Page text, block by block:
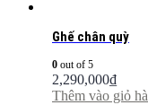
Ghế chân quỳ
0 out of 5
2,290,000₫
Thêm vào giỏ